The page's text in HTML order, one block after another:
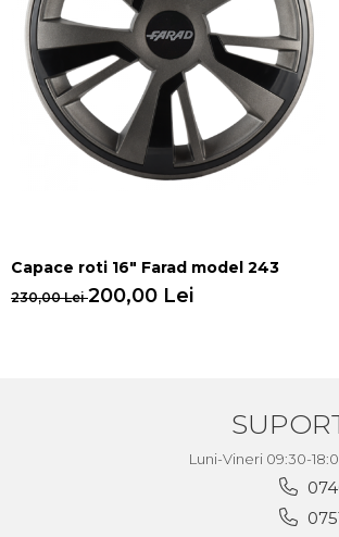
Capace roti 16" Farad model 243
230,00 Lei200,00 Lei
Luni-Vineri 09:30-